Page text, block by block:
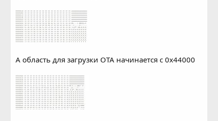
А область для загрузки ОТА начинается с 0x44000